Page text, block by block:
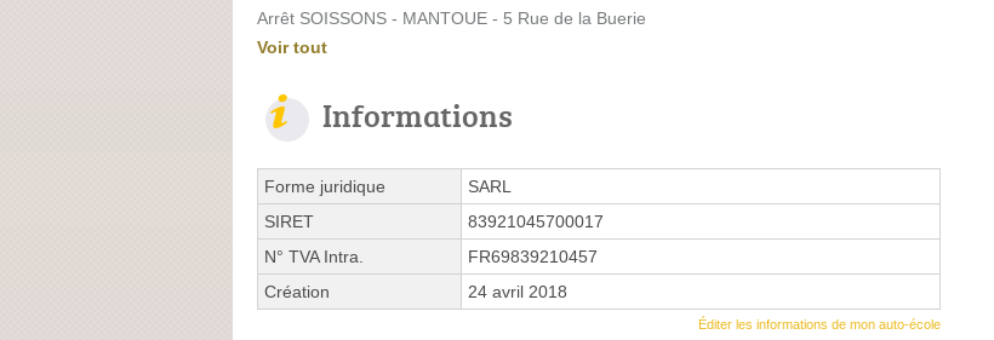
Arrêt SOISSONS - MANTOUE - 5 Rue de la Buerie
Voir tout
Informations
Forme juridique
SARL
SIRET
83921045700017
N° TVA Intra.
FR69839210457
Création
24 avril 2018
Éditer les informations de mon auto-école